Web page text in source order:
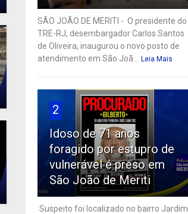
SÃO JOÃO DE MERITI - O presidente do
TRE-RJ, desembargador Carlos Santos
de Oliveira, inaugurou o novo posto de
atendimento em São Joã...
Leia Mais
2
Idoso de 71 anos
foragido por estupro de
vulnerável é preso em
São João de Meriti
Suspeito foi localizado no bairro Jardim